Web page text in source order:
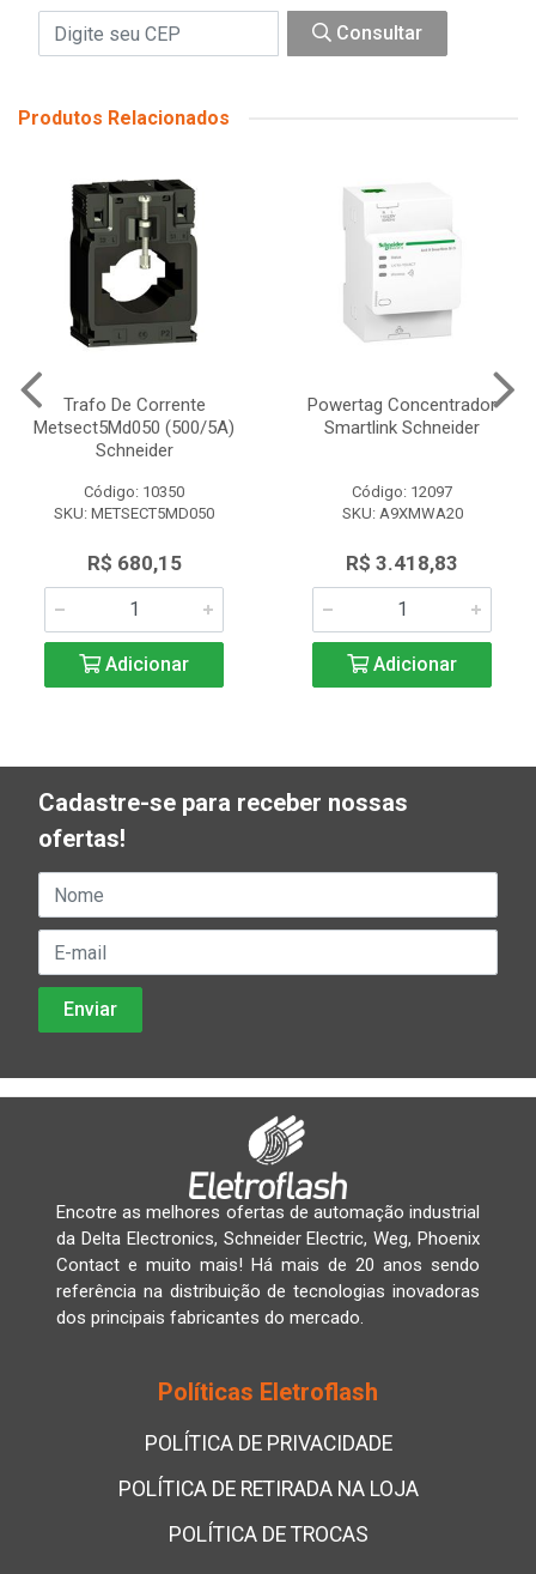
Consultar
Produtos Relacionados
Trafo De Corrente
Metsect5Md050 (500/5A)
Schneider
Código: 10350
SKU: METSECT5MD050
R$ 680,15
Adicionar
Powertag Concentrador
Smartlink Schneider
Código: 12097
SKU: A9XMWA20
R$ 3.418,83
Adicionar
Cadastre-se para receber nossas
ofertas!
Encotre as melhores ofertas de automação industrial
da Delta Electronics, Schneider Electric, Weg, Phoenix
Contact e muito mais! Há mais de 20 anos sendo
referência na distribuição de tecnologias inovadoras
dos principais fabricantes do mercado.
Políticas Eletroflash
POLÍTICA DE PRIVACIDADE
POLÍTICA DE RETIRADA NA LOJA
POLÍTICA DE TROCAS